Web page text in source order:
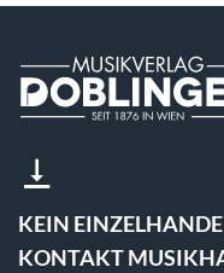
KEIN
KONTAKT